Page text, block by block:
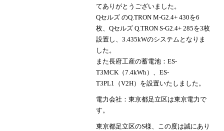
てありがとうございました。
Qセルズ のQ.TRON M-G2.4+ 430を6
枚、Qセルズ Q.TRON S-G2.4+ 285を3枚
設置し、3.435kWのシステムとなりま
した。
また長府工産の蓄電池：ES-
T3MCK（7.4kWh）、ES-
T3PL1（V2H）を設置いたしました。
電力会社：東京都足立区は東京電力で
す。
東京都足立区のS様、この度は誠にあり